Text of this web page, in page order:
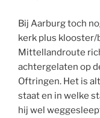
Bij Aarburg toch
kerk plus klooster/
Mittellandroute
achtergelaten op
Oftringen. Het is
staat en in welke
hij wel